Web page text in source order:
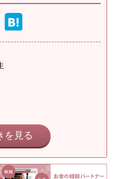
を見る